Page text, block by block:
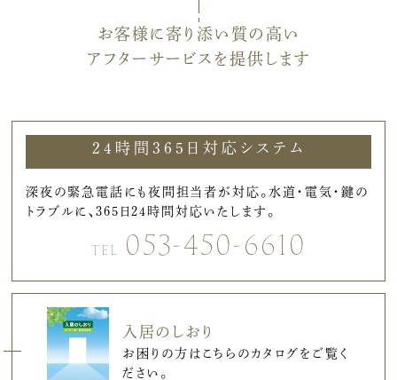
お客様に寄り添い質の高い
アフターサービスを提供します
24時間365日対応システム
深夜の緊急電話にも夜間担当者が対応。水道・電気・鍵の
トラブルに、365日24時間対応いたします。
TEL 053-450-6610
入居のしおり
お困りの方はこちらのカタログをご覧く
ださい。